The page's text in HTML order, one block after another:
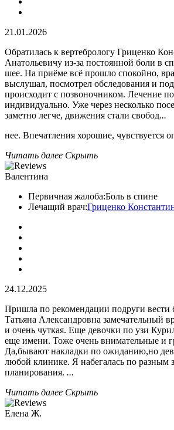
21.01.2026
Обратилась к вертебрологу Гриценко
Анатольевичу из-за постоянной боли в
шее. На приёме всё прошло спокойно,
выслушал, посмотрел обследования и
происходит с позвоночником. Лечение
индивидуально. Уже через несколько
заметно легче, движения стали свобод...
нее. Впечатления хорошие, чувствуется
Читать далее Скрыть
Валентина
Первичная жалоба:Боль в спине
Лечащий врач:Гриценко
24.12.2025
Пришла по рекомендации подруги вести
Татьяна Александровна замечательный
и очень чуткая. Еще девочки по узи
еще имени. Тоже очень внимательные и
Да,бывают накладки по ожиданию,но
любой клинике. Я набегалась по разным
планирования. ...
Читать далее Скрыть
Елена Ж.